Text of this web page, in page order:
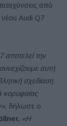
από
νέου Audi Q7
αποτελεί την
αυτή
σχεδίαση
κορυφαίας
δήλωσε ο
«Η